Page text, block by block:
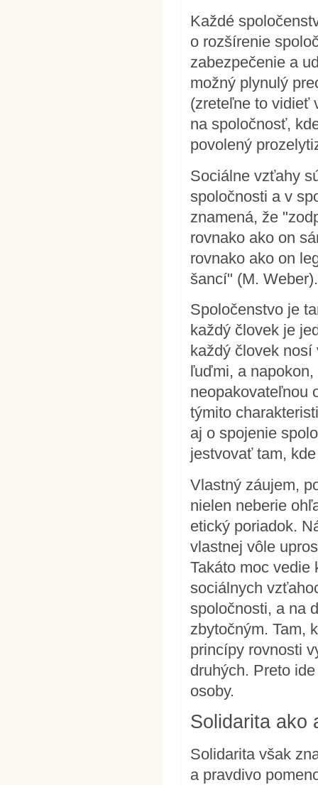
Každé
o rozšírenie
zabezpečenie a
možný plynulý
(zreteľne to vidieť
na spoločnosť,
povolený
Sociálne vzťahy
spoločnosti a v
znamená, že
rovnako ako on
rovnako ako on
šancí" (M. Weber).
Spoločenstvo je
každý človek je
každý človek nosí
ľuďmi, a
neopakovateľnou
týmito
aj o spojenie
jestvovať tam,
Vlastný záujem,
nielen neberie
etický poriadok.
vlastnej vôle
Takáto moc vedie
sociálnych
spoločnosti, a na
zbytočným. Tam,
princípy rovnosti
druhých. Preto
osoby.
Solidarita ako
Solidarita však
a pravdivo